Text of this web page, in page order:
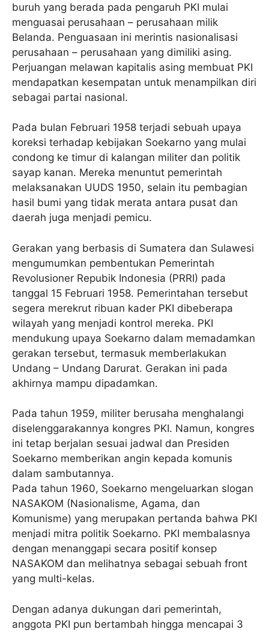
buruh yang berada pada pengaruh PKI mulai
menguasai perusahaan – perusahaan milik
Belanda. Penguasaan ini merintis nasionalisasi
perusahaan – perusahaan yang dimiliki asing.
Perjuangan melawan kapitalis asing membuat PKI
mendapatkan kesempatan untuk menampilkan diri
sebagai partai nasional.
Pada bulan Februari 1958 terjadi sebuah upaya
koreksi terhadap kebijakan Soekarno yang mulai
condong ke timur di kalangan militer dan politik
sayap kanan. Mereka menuntut pemerintah
melaksanakan UUDS 1950, selain itu pembagian
hasil bumi yang tidak merata antara pusat dan
daerah juga menjadi pemicu.
Gerakan yang berbasis di Sumatera dan Sulawesi
mengumumkan pembentukan Pemerintah
Revolusioner Repubik Indonesia (PRRI) pada
tanggal 15 Februari 1958. Pemerintahan tersebut
segera merekrut ribuan kader PKI dibeberapa
wilayah yang menjadi kontrol mereka. PKI
mendukung upaya Soekarno dalam memadamkan
gerakan tersebut, termasuk memberlakukan
Undang – Undang Darurat. Gerakan ini pada
akhirnya mampu dipadamkan.
Pada tahun 1959, militer berusaha menghalangi
diselenggarakannya kongres PKI. Namun, kongres
ini tetap berjalan sesuai jadwal dan Presiden
Soekarno memberikan angin kepada komunis
dalam sambutannya.
Pada tahun 1960, Soekarno mengeluarkan slogan
NASAKOM (Nasionalisme, Agama, dan
Komunisme) yang merupakan pertanda bahwa PKI
menjadi mitra politik Soekarno. PKI membalasnya
dengan menanggapi secara positif konsep
NASAKOM dan melihatnya sebagai sebuah front
yang multi-kelas.
Dengan adanya dukungan dari pemerintah,
anggota PKI pun bertambah hingga mencapai 3